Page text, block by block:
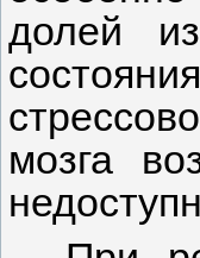
долей
мозга